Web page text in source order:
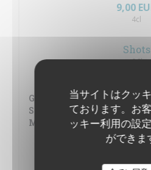
当サイトはクッ
ております。お
ッキー利用の設
ができま
9,00
4cl
Shots
2Cl
Get 27, Jaeger, J&B,
Smirnoff + Sirop au Choix,
Morgan, Baileys, Mariachi
2Cl